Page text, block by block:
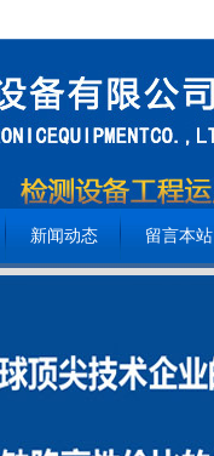
新闻动态 留言本站